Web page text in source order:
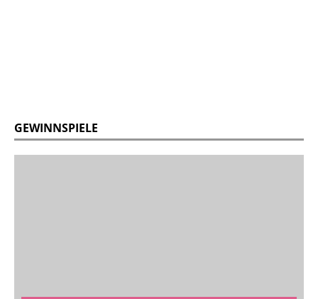
GEWINNSPIELE